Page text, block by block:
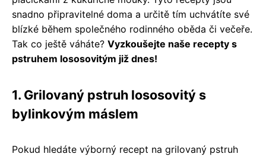
snadno připravitelné doma a určitě tím uchvátíte své
blízké během společného rodinného oběda či večeře.
Tak co ještě váháte? Vyzkoušejte naše recepty s
pstruhem lososovitým již dnes!
1. Grilovaný pstruh lososovitý s
bylinkovým máslem
Pokud hledáte výborný recept na grilovaný pstruh